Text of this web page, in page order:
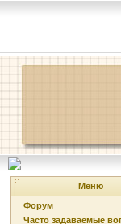
Меню
Форум
Часто задаваемые